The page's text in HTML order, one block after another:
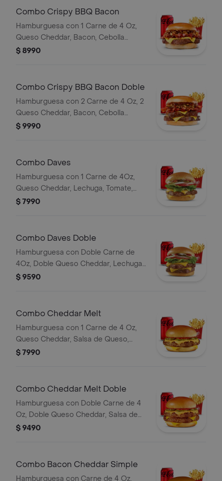
Combo Crispy BBQ Bacon
Hamburguesa con 1 Carne de 4 Oz,
Queso Cheddar, Bacon, Cebolla
Crispy, Salsa BBQ, Papa Fritas
$ 8990
Combo Crispy BBQ Bacon Doble
Hamburguesa con 2 Carne de 4 Oz, 2
Queso Cheddar, Bacon, Cebolla
Crispy, salsa BBQ, Papa Mediana,
$ 9990
Combo Daves
Hamburguesa con 1 Carne de 4Oz,
Queso Cheddar, Lechuga, Tomate,
Pepinillos, Cebolla, Mayonesa Y
$ 7990
Combo Daves Doble
Hamburguesa con Doble Carne de
4Oz, Doble Queso Cheddar, Lechuga,
Tomate, Pepinillos, Cebolla, Mayonesa
$ 9590
Combo Cheddar Melt
Hamburguesa con 1 Carne de 4 Oz,
Queso Cheddar, Salsa de Queso,
pepinillos y Ketchup, Papas Fritas
$ 7990
Combo Cheddar Melt Doble
Hamburguesa con Doble Carne de 4
Oz, Doble Queso Cheddar, Salsa de
Queso, pepinillos y Ketchup, Papas
$ 9490
Combo Bacon Cheddar Simple
Hamburguesa con Carne de 4 Oz,